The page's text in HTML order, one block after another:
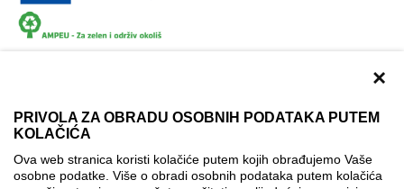
×
PRIVOLA ZA OBRADU OSOBNIH PODATAKA PUTEM
KOLAČIĆA
Ova web stranica koristi kolačiće putem kojih obrađujemo Vaše
osobne podatke. Više o obradi osobnih podataka putem kolačića
Izjava o pristupačnosti